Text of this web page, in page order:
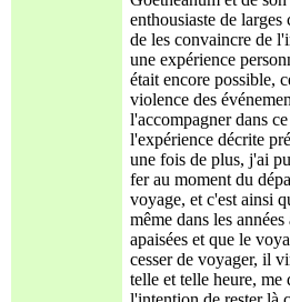
enthousiaste de
de les convaincre de
une expérience
était encore possible,
violence des
l'accompagner dans
l'expérience décrite
une fois de plus, j'ai
fer au moment du
voyage, et c'est ainsi
même dans les
apaisées et que le
cesser de voyager, il
telle et telle heure,